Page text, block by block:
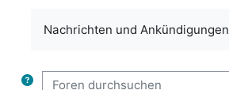
Nachrichten und Ankündigungen
Foren durchsuchen